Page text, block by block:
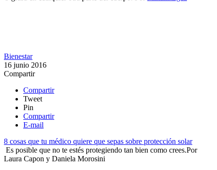
Bienestar
16 junio 2016
Compartir
Compartir
Tweet
Pin
Compartir
E-mail
​8 cosas que tu médico quiere que sepas sobre protección solar
​ Es posible que no te estés protegiendo tan bien como crees.​Por
Laura Capon y Daniela Morosini